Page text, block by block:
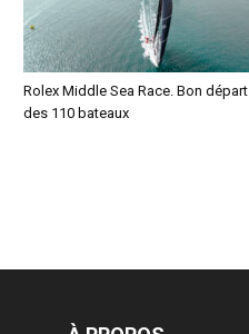
Rolex Middle Sea Race. Bon départ
des 110 bateaux